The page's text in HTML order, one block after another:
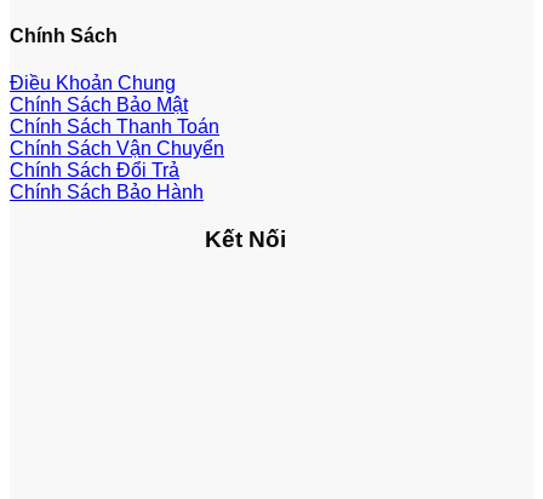
Chính Sách
Điều Khoản Chung
Chính Sách Bảo Mật
Chính Sách Thanh Toán
Chính Sách Vận Chuyển
Chính Sách Đổi Trả
Chính Sách Bảo Hành
Kết Nối